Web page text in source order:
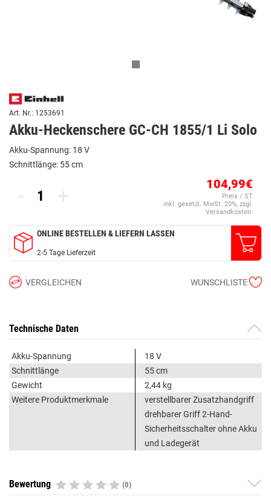
Art. Nr.: 1253691
Akku-Heckenschere GC-CH 1855/1 Li Solo
Akku-Spannung: 18 V
Schnittlänge: 55 cm
- + 104,99€
Preis / ST
inkl. gesetzl. MwSt. 20%, zzgl.
Versandkosten.
ONLINE BESTELLEN & LIEFERN LASSEN
2-5 Tage Lieferzeit
VERGLEICHEN WUNSCHLISTE
Technische Daten
Akku-Spannung
18 V
Schnittlänge
55 cm
Gewicht
2,44 kg
Weitere Produktmerkmale
verstellbarer Zusatzhandgriff
drehbarer Griff 2-Hand-
Sicherheitsschalter ohne Akku
und Ladegerät
Bewertung (0)